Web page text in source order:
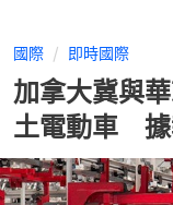
國際 即時國際
加拿大冀與
土電動車 據